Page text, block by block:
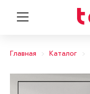
Главная Каталог